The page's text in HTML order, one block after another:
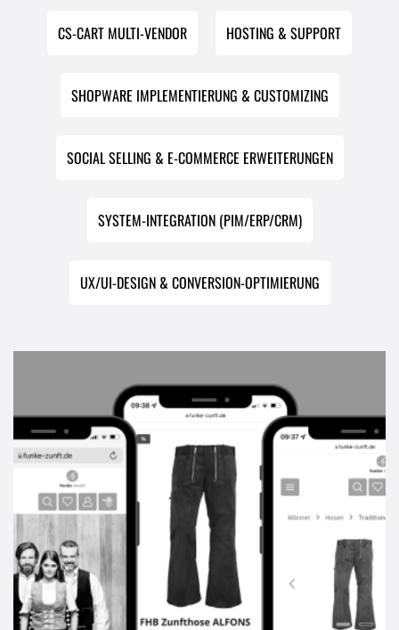
CS-CART MULTI-VENDOR HOSTING & SUPPORT
SHOPWARE IMPLEMENTIERUNG & CUSTOMIZING
SOCIAL SELLING & E-COMMERCE ERWEITERUNGEN
SYSTEM-INTEGRATION (PIM/ERP/CRM)
UX/UI-DESIGN & CONVERSION-OPTIMIERUNG